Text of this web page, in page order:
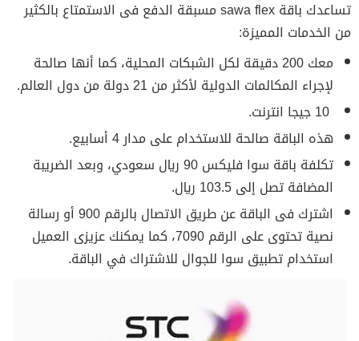
تساعدك باقة sawa flex مسبقة الدفع فى الاستمتاع بالكثير
من الخدمات المميزة:
معك 200 دقيقة لكل الشبكات المحلية، كما أنها صالحة
لإجراء المكالمات الدولية لأكثر من 21 دولة من دول العالم.
هذه الباقة صالحة للاستخدام على مدار 4 أسابيع.
تكلفة باقة سوا فليكس 90 ريال سعودي، وبعد الضريبة
المضافة تصل إلى 103.5 ريال.
اشترك فى الباقة عن طريق الاتصال بالرقم 900 أو رسالة
نصية تحتوى على الرقم 7090، كما يمكنك عزيزى العميل
استخدام تطبيق سوا للجوال للاشتراك في الباقة.